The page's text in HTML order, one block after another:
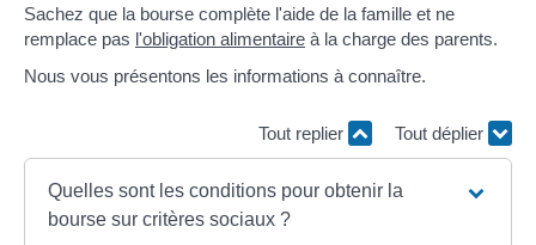
Sachez que la bourse complète l'aide de la famille et ne
remplace pas l'obligation alimentaire à la charge des parents.
Nous vous présentons les informations à connaître.
Tout replier Tout déplier
Quelles sont les conditions pour obtenir la
bourse sur critères sociaux ?